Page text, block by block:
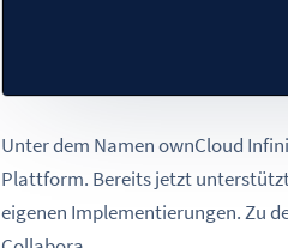
Unter dem Namen ownCloud
Plattform. Bereits jetzt
eigenen Implementierungen. Zu